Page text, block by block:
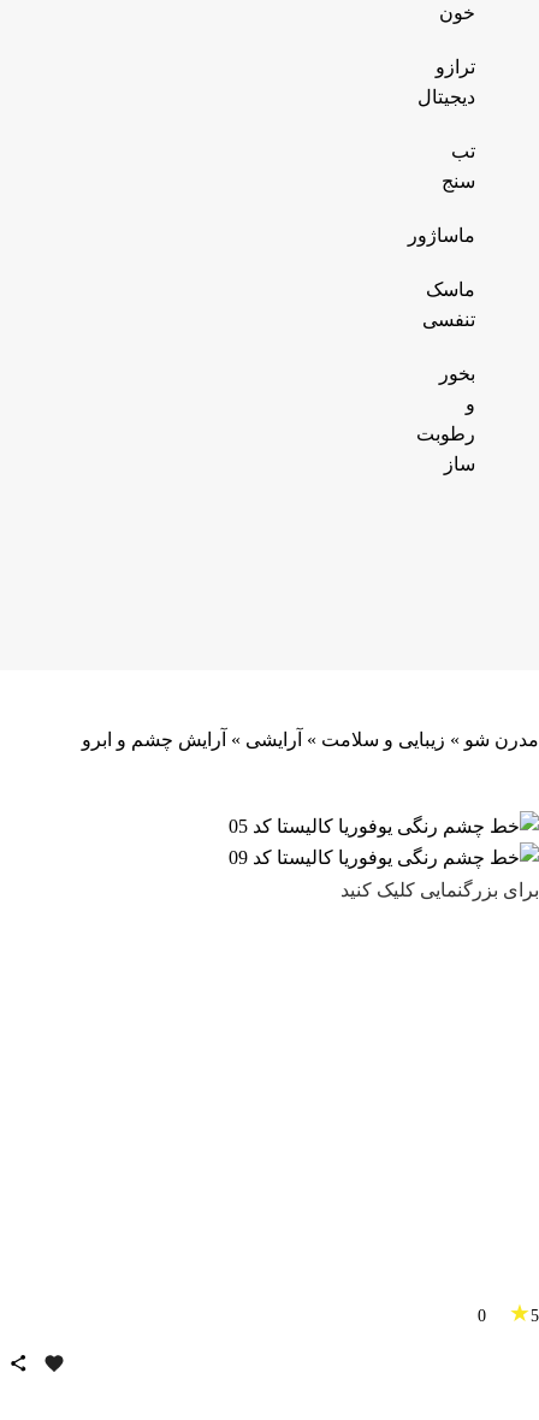
خون
ترازو
دیجیتال
تب
سنج
ماساژور
ماسک
تنفسی
بخور
و
رطوبت
ساز
مدرن شو » زیبایی و سلامت » آرایشی » آرایش چشم و ابرو
برای بزرگنمایی کلیک کنید
5
★